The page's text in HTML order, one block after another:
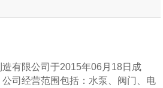
有限公司于2015年06月18日成
司经营范围包括：水泵、阀门、电